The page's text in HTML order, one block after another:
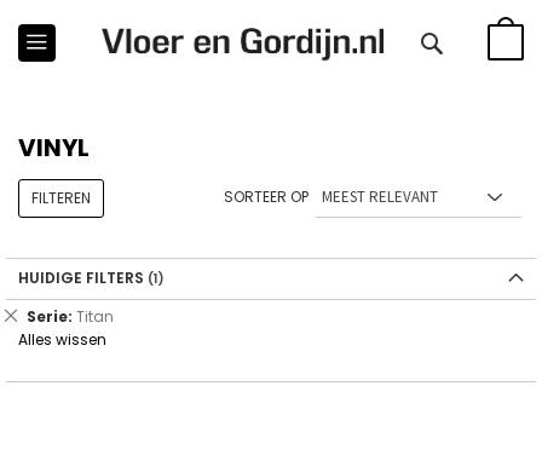
VINYL
SORTEER OP
FILTEREN
HUIDIGE FILTERS
Serie Titan
Verwijder
dit
Alles wissen